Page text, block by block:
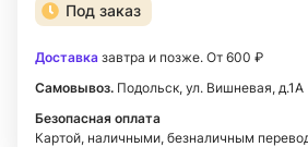
Под заказ
Доставка завтра и позже. От 600 ₽
Самовывоз. Подольск, ул. Вишневая, д.1А
Безопасная оплата
Картой, наличными, безналичным